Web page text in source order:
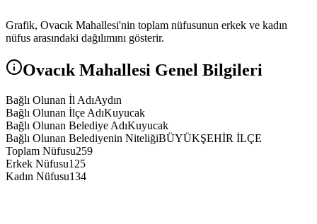
Grafik, Ovacık Mahallesi'nin toplam nüfusunun erkek ve kadın
nüfus arasındaki dağılımını gösterir.
Ovacık Mahallesi Genel Bilgileri
Bağlı Olunan İl AdıAydın
Bağlı Olunan İlçe AdıKuyucak
Bağlı Olunan Belediye AdıKuyucak
Bağlı Olunan Belediyenin NiteliğiBÜYÜKŞEHİR İLÇE
Toplam Nüfusu259
Erkek Nüfusu125
Kadın Nüfusu134